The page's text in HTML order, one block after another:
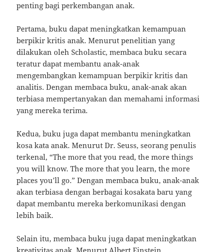
penting bagi perkembangan anak.
Pertama, buku dapat meningkatkan kemampuan
berpikir kritis anak. Menurut penelitian yang
dilakukan oleh Scholastic, membaca buku secara
teratur dapat membantu anak-anak
mengembangkan kemampuan berpikir kritis dan
analitis. Dengan membaca buku, anak-anak akan
terbiasa mempertanyakan dan memahami informasi
yang mereka terima.
Kedua, buku juga dapat membantu meningkatkan
kosa kata anak. Menurut Dr. Seuss, seorang penulis
terkenal, “The more that you read, the more things
you will know. The more that you learn, the more
places you’ll go.” Dengan membaca buku, anak-anak
akan terbiasa dengan berbagai kosakata baru yang
dapat membantu mereka berkomunikasi dengan
lebih baik.
Selain itu, membaca buku juga dapat meningkatkan